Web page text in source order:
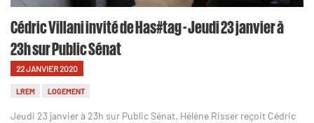
Cédric Villani invité de Has#tag - Jeudi 23 janvier à
23h sur Public Sénat
22 JANVIER 2020
LREM LOGEMENT
Jeudi 23 janvier à 23h sur Public Sénat, Hélène Risser reçoit Cédric